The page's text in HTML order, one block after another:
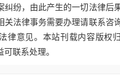
纠纷，由此产生的一切法律后
关法律事务需要办理请联系咨
律意见。本站刊载内容版权
联系处理。